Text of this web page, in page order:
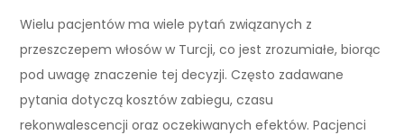
Wielu pacjentów ma wiele pytań związanych z
przeszczepem włosów w Turcji, co jest zrozumiałe, biorąc
pod uwagę znaczenie tej decyzji. Często zadawane
pytania dotyczą kosztów zabiegu, czasu
rekonwalescencji oraz oczekiwanych efektów. Pacjenci